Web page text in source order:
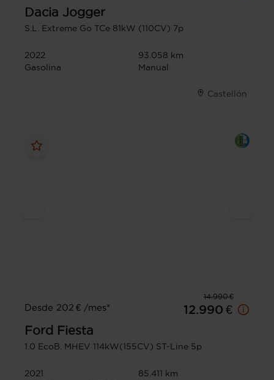
Dacia Jogger
S.L. Extreme Go TCe 81kW (110CV) 7p
2022
93.058 km
Gasolina
Manual
Castellón
14.990 €
Desde 202 € /mes*
12.990 €
Ford Fiesta
1.0 EcoB. MHEV 114kW(155CV) ST-Line 5p
2021
85.411 km